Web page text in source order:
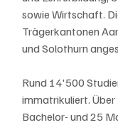
sowie Wirtschaft.
Trägerkantonen
und Solothurn
Rund 14'500
immatrikuliert.
Bachelor- und 25